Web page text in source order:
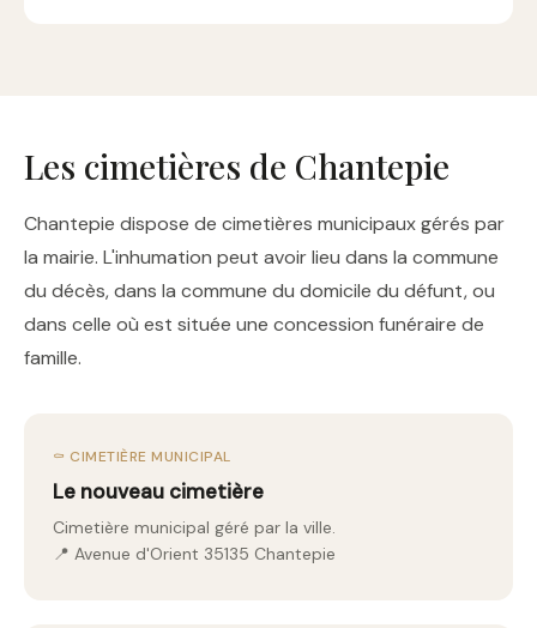
Les cimetières de Chantepie
Chantepie dispose de cimetières municipaux gérés par
la mairie. L'inhumation peut avoir lieu dans la commune
du décès, dans la commune du domicile du défunt, ou
dans celle où est située une concession funéraire de
famille.
⚰️ CIMETIÈRE MUNICIPAL
Le nouveau cimetière
Cimetière municipal géré par la ville.
📍 Avenue d'Orient 35135 Chantepie